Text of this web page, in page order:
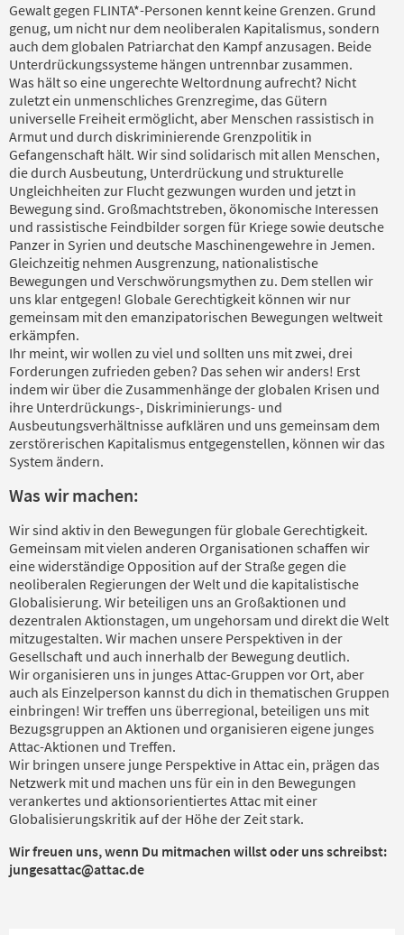
Gewalt gegen FLINTA*-Personen kennt keine Grenzen. Grund
genug, um nicht nur dem neoliberalen Kapitalismus, sondern
auch dem globalen Patriarchat den Kampf anzusagen. Beide
Unterdrückungssysteme hängen untrennbar zusammen.
Was hält so eine ungerechte Weltordnung aufrecht? Nicht
zuletzt ein unmenschliches Grenzregime, das Gütern
universelle Freiheit ermöglicht, aber Menschen rassistisch in
Armut und durch diskriminierende Grenzpolitik in
Gefangenschaft hält. Wir sind solidarisch mit allen Menschen,
die durch Ausbeutung, Unterdrückung und strukturelle
Ungleichheiten zur Flucht gezwungen wurden und jetzt in
Bewegung sind. Großmachtstreben, ökonomische Interessen
und rassistische Feindbilder sorgen für Kriege sowie deutsche
Panzer in Syrien und deutsche Maschinengewehre in Jemen.
Gleichzeitig nehmen Ausgrenzung, nationalistische
Bewegungen und Verschwörungsmythen zu. Dem stellen wir
uns klar entgegen! Globale Gerechtigkeit können wir nur
gemeinsam mit den emanzipatorischen Bewegungen weltweit
erkämpfen.
Ihr meint, wir wollen zu viel und sollten uns mit zwei, drei
Forderungen zufrieden geben? Das sehen wir anders! Erst
indem wir über die Zusammenhänge der globalen Krisen und
ihre Unterdrückungs-, Diskriminierungs- und
Ausbeutungsverhältnisse aufklären und uns gemeinsam dem
zerstörerischen Kapitalismus entgegenstellen, können wir das
System ändern.
Was wir machen:
Wir sind aktiv in den Bewegungen für globale Gerechtigkeit.
Gemeinsam mit vielen anderen Organisationen schaffen wir
eine widerständige Opposition auf der Straße gegen die
neoliberalen Regierungen der Welt und die kapitalistische
Globalisierung. Wir beteiligen uns an Großaktionen und
dezentralen Aktionstagen, um ungehorsam und direkt die Welt
mitzugestalten. Wir machen unsere Perspektiven in der
Gesellschaft und auch innerhalb der Bewegung deutlich.
Wir organisieren uns in junges Attac-Gruppen vor Ort, aber
auch als Einzelperson kannst du dich in thematischen Gruppen
einbringen! Wir treffen uns überregional, beteiligen uns mit
Bezugsgruppen an Aktionen und organisieren eigene junges
Attac-Aktionen und Treffen.
Wir bringen unsere junge Perspektive in Attac ein, prägen das
Netzwerk mit und machen uns für ein in den Bewegungen
verankertes und aktionsorientiertes Attac mit einer
Globalisierungskritik auf der Höhe der Zeit stark.
Wir freuen uns, wenn Du mitmachen willst oder uns schreibst:
jungesattac@attac.de